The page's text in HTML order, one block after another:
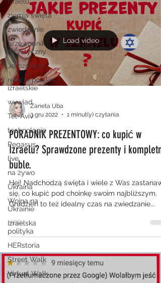
ziemia święta
zwiedzanie
przewodnik
turystyczny
Jerozolima
relacje polsko-
izraelskie
wywiad
Tel-Aviv
technologie
Pegasus
live
na żywo
Ukraina
Wojna na
Ukrainie
Izraelska
polityka
HERstoria
Street Walk
Virtual Walk
Load video
Zaneta Uba
3 gru 2022
1 minut(y) czytania
PORADNIK PREZENTOWY: co kupić w
Izraelu? Sprawdzone prezenty i kompletne
buble.
Hej! Nadchodzą święta i wiele z Was
się, co kupić pod choinkę swoim najbliższym.
Grudzień to też idealny czas na zwiedzanie...